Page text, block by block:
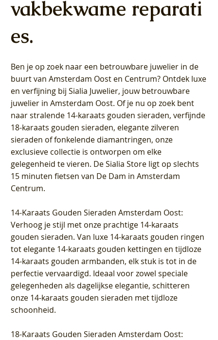
vakbekwame reparati
es.
Ben je op zoek naar een betrouwbare juwelier in de
buurt van Amsterdam Oost en Centrum? Ontdek luxe
en verfijning bij Sialia Juwelier, jouw betrouwbare
juwelier in Amsterdam Oost. Of je nu op zoek bent
naar stralende 14-karaats gouden sieraden, verfijnde
18-karaats gouden sieraden, elegante zilveren
sieraden of fonkelende diamantringen, onze
exclusieve collectie is ontworpen om elke
gelegenheid te vieren. De Sialia Store ligt op slechts
15 minuten fietsen van De Dam in Amsterdam
Centrum.
14-Karaats Gouden Sieraden Amsterdam Oost:
Verhoog je stijl met onze prachtige 14-karaats
gouden sieraden. Van luxe 14-karaats gouden ringen
tot elegante 14-karaats gouden kettingen en tijdloze
14-karaats gouden armbanden, elk stuk is tot in de
perfectie vervaardigd. Ideaal voor zowel speciale
gelegenheden als dagelijkse elegantie, schitteren
onze 14-karaats gouden sieraden met tijdloze
schoonheid.
18-Karaats Gouden Sieraden Amsterdam Oost: